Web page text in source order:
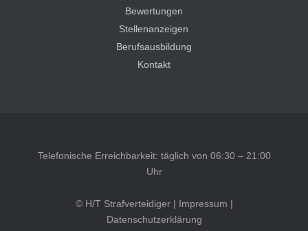
Bewertungen
Stellenanzeigen
Berufsausbildung
Kontakt
Telefonische Erreichbarkeit: täglich von 06:30 – 21:00
Uhr
© H/T Strafverteidiger | Impressum |
Datenschutzerklärung